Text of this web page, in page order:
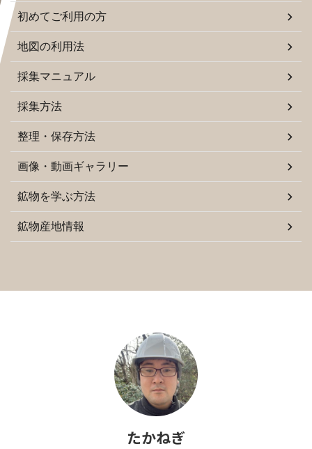
初めてご利用の方
地図の利用法
採集マニュアル
採集方法
整理・保存方法
画像・動画ギャラリー
鉱物を学ぶ方法
鉱物産地情報
たかねぎ